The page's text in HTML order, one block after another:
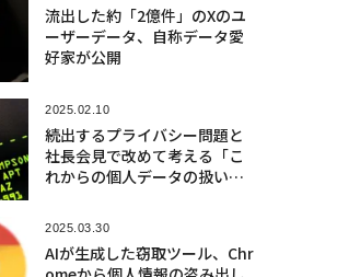
流出した約「2億件」のXのユ
ーザーデータ、自称データ愛
好家が公開
2025.02.10
続出するプライバシー問題と
社長会見で改めて考える「こ
れからの個人データの扱い
2025.03.30
AIが生成した窃取ツール、Chr